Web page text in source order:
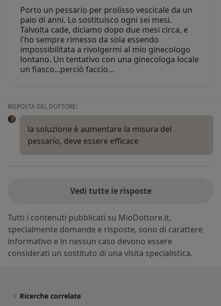
Porto un pessario per prolisso vescicale da un
paio di anni. Lo sostituisco ogni sei mesi.
Talvolta cade, diciamo dopo due mesi circa, e
l'ho sempre rimesso da sola essendo
impossibilitata a rivolgermi al mio ginecologo
lontano. Un tentativo con una ginecologa locale
un fiasco...perciò faccio…
RISPOSTA DEL DOTTORE:
la soluzione è aumentare la misura del
pessario, deve essere efficace
Vedi tutte le risposte
Tutti i contenuti pubblicati su MioDottore.it,
specialmente domande e risposte, sono di carattere
informativo e in nessun caso devono essere
considerati un sostituto di una visita specialistica.
Ricerche correlate